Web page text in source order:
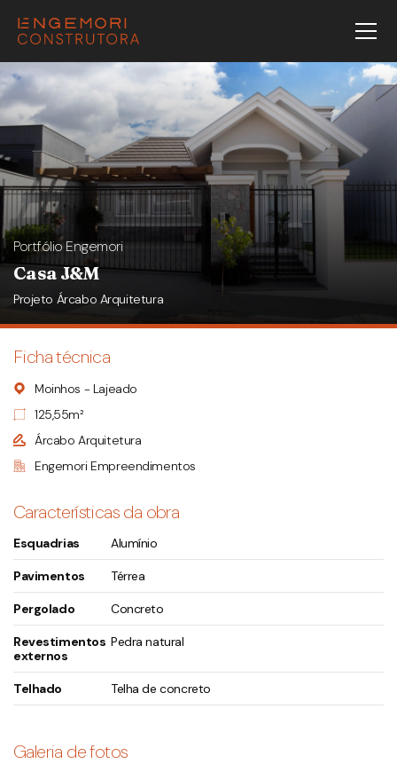
Portfólio Engemori
Casa J&M
Projeto Árcabo Arquitetura
Ficha técnica
Moinhos - Lajeado
125,55m²
Árcabo Arquitetura
Engemori Empreendimentos
Características da obra
Esquadrias Alumínio
Pavimentos Térrea
Pergolado Concreto
Revestimentos
externos
Pedra natural
Telhado Telha de concreto
Galeria de fotos